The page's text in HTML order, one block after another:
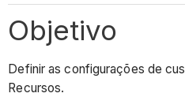
Objetivo
Definir as configurações de
Recursos.